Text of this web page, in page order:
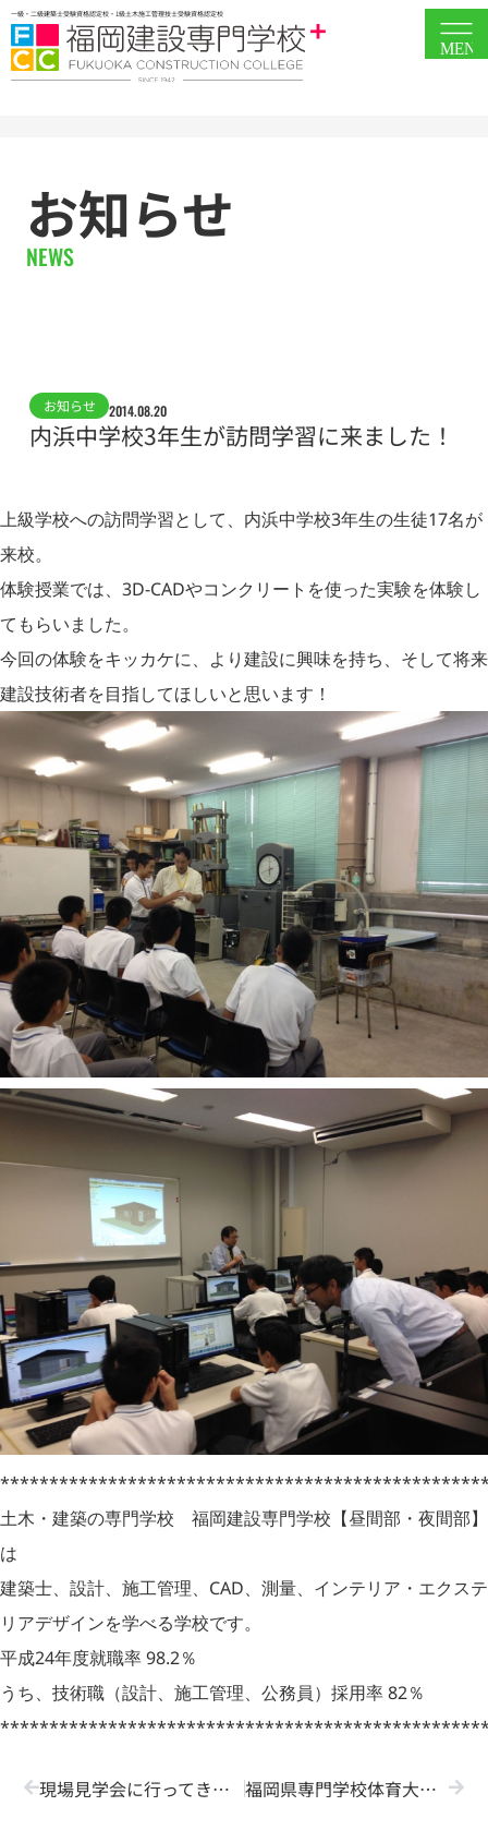
一級・二級建築士受験資格認定校・1級土木施工管理技士受験資格認定校
MENU
お知らせ
NEWS
お知らせ 2014.08.20
内浜中学校3年生が訪問学習に来ました！
上級学校への訪問学習として、内浜中学校3年生の生徒17名が
来校。
体験授業では、3D-CADやコンクリートを使った実験を体験し
てもらいました。
今回の体験をキッカケに、より建設に興味を持ち、そして将来
建設技術者を目指してほしいと思います！
土木・建築の専門学校 福岡建設専門学校【昼間部・夜間部】
は
建築士、設計、施工管理、CAD、測量、インテリア・エクステ
リアデザインを学べる学校です。
平成24年度就職率 98.2％
うち、技術職（設計、施工管理、公務員）採用率 82％
現場見学会に行ってきました！ 福岡県専門学校体育大会に参加しました！